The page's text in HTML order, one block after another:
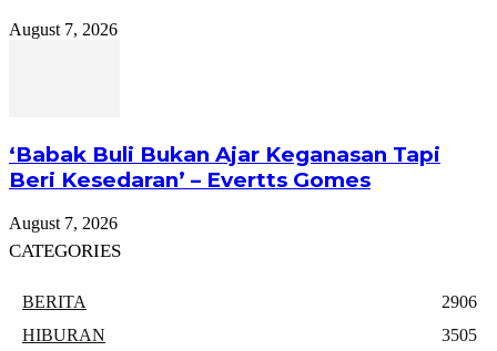
August 7, 2026
‘Babak Buli Bukan Ajar Keganasan Tapi
Beri Kesedaran’ – Evertts Gomes
August 7, 2026
CATEGORIES
BERITA
2906
HIBURAN
3505